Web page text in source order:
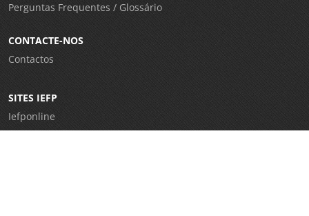
Perguntas Frequentes / Glossário
CONTACTE-NOS
Contactos
SITES IEFP
Iefponline